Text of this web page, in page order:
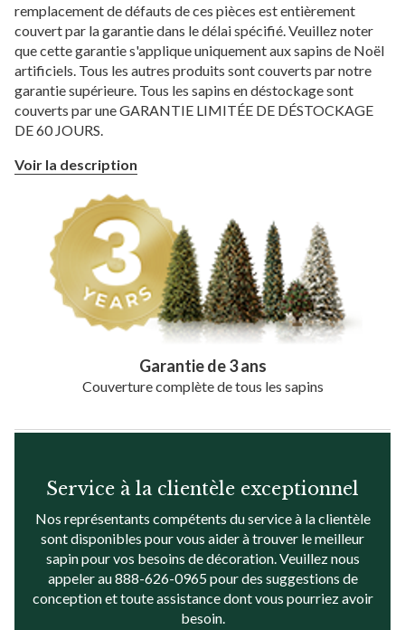
Garantie de 3 ans
Couverture complète de tous les sapins
remplacement de défauts de ces pièces est entièrement
couvert par la garantie dans le délai spécifié. Veuillez noter
que cette garantie s'applique uniquement aux sapins de Noël
artificiels. Tous les autres produits sont couverts par notre
garantie supérieure. Tous les sapins en déstockage sont
couverts par une GARANTIE LIMITÉE DE DÉSTOCKAGE
DE 60 JOURS.
Voir la description
Service à la clientèle exceptionnel
Nos représentants compétents du service à la clientèle
sont disponibles pour vous aider à trouver le meilleur
sapin pour vos besoins de décoration. Veuillez nous
appeler au 888-626-0965 pour des suggestions de
conception et toute assistance dont vous pourriez avoir
besoin.